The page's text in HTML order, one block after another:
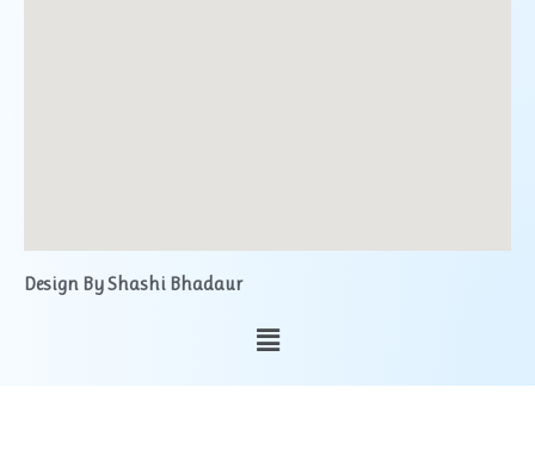
Design By Shashi Bhadaur